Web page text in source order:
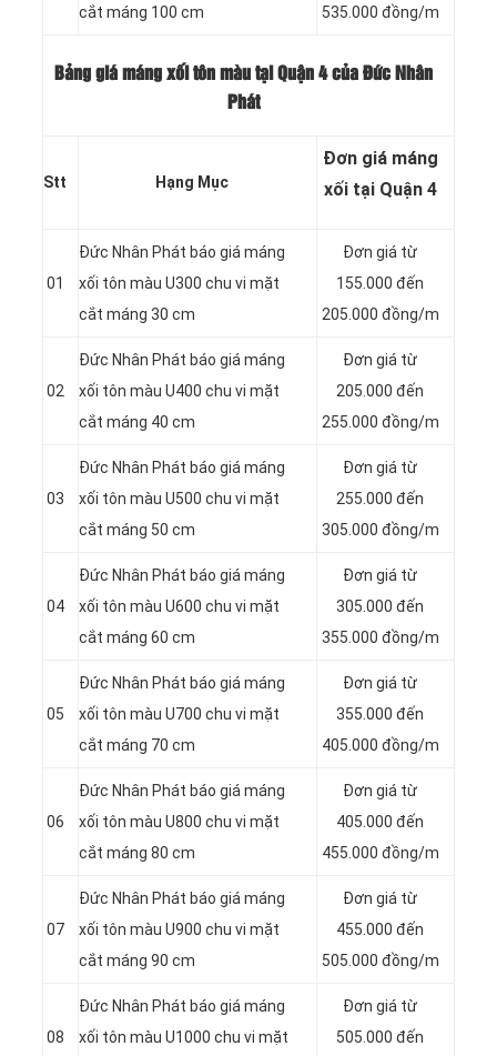
cắt máng 100 cm
535.000 đồng/m
Bảng giá máng xối tôn màu tại Quận 4 của Đức Nhân
Phát
Stt Hạng Mục
Đơn giá máng
xối tại Quận 4
01
Đức Nhân Phát báo giá máng
xối tôn màu U300 chu vi mặt
cắt máng 30 cm
Đơn giá từ
155.000 đến
205.000 đồng/m
02
Đức Nhân Phát báo giá máng
xối tôn màu U400 chu vi mặt
cắt máng 40 cm
Đơn giá từ
205.000 đến
255.000 đồng/m
03
Đức Nhân Phát báo giá máng
xối tôn màu U500 chu vi mặt
cắt máng 50 cm
Đơn giá từ
255.000 đến
305.000 đồng/m
04
Đức Nhân Phát báo giá máng
xối tôn màu U600 chu vi mặt
cắt máng 60 cm
Đơn giá từ
305.000 đến
355.000 đồng/m
05
Đức Nhân Phát báo giá máng
xối tôn màu U700 chu vi mặt
cắt máng 70 cm
Đơn giá từ
355.000 đến
405.000 đồng/m
06
Đức Nhân Phát báo giá máng
xối tôn màu U800 chu vi mặt
cắt máng 80 cm
Đơn giá từ
405.000 đến
455.000 đồng/m
07
Đức Nhân Phát báo giá máng
xối tôn màu U900 chu vi mặt
cắt máng 90 cm
Đơn giá từ
455.000 đến
505.000 đồng/m
08
Đức Nhân Phát báo giá máng
xối tôn màu U1000 chu vi mặt
Đơn giá từ
505.000 đến